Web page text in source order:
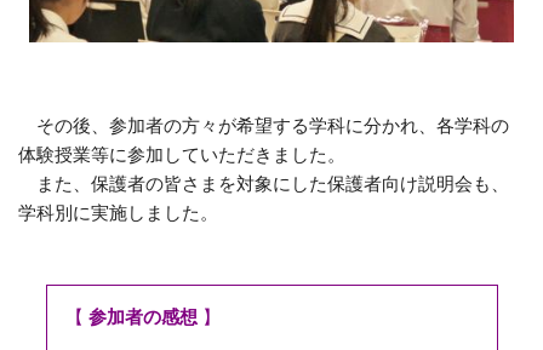
その後、参加者の方々が希望する学科に分かれ、各学科の
体験授業等に参加していただきました。
また、保護者の皆さまを対象にした保護者向け説明会も、
学科別に実施しました。
【 参加者の感想】